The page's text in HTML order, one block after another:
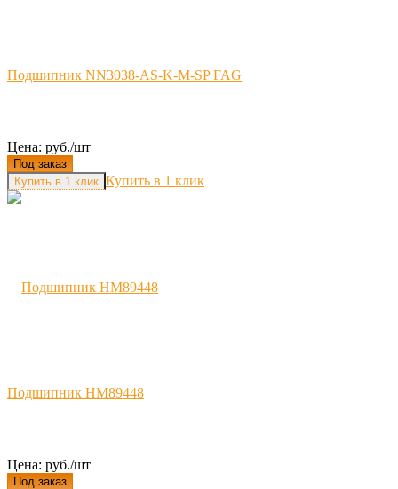
Подшипник NN3038-AS-K-M-SP FAG
Цена: руб./шт
Под заказ
Купить в 1 клик
Подшипник HM89448
Цена: руб./шт
Под заказ